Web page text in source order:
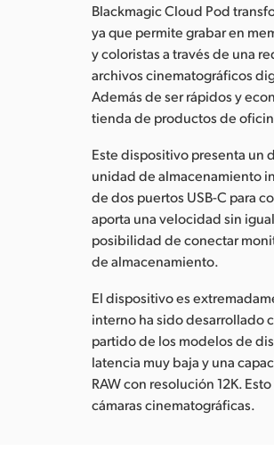
Blackmagic Cloud Pod
ya que permite grabar en
y coloristas a través de una
archivos cinematográficos
Además de ser rápidos y
tienda de productos de
Este dispositivo presenta un
unidad de almacenamiento
de dos puertos USB-C para
aporta una velocidad sin
posibilidad de conectar
de almacenamiento.
El dispositivo es
interno ha sido desarrollado
partido de los modelos de
latencia muy baja y una
RAW con resolución 12K.
cámaras cinematográficas.